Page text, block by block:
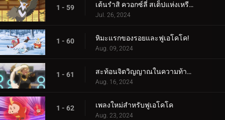
1 - 59 เต้นรำสิ ควอกซ์ลี่ สเต็ปแห่งเหรียญสีน้ำเงิน!
Jul. 26, 2024
1 - 60 หิมะแรกของรอยและฟูเอโคโค!
Aug. 09, 2024
1 - 61 สะท้อนจิตวิญญาณในความท้าทายแห่งการสัมผัส!
Aug. 16, 2024
1 - 62 เพลงใหม่สำหรับฟูเอโคโค
Aug. 23, 2024